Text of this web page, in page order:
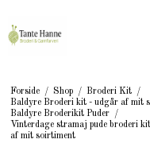
Forside / Shop / Broderi Kit
/
Baldyre Broderi kit - udgår af mit
Baldyre Broderikit Puder /
Vinterdage stramaj pude broderi
af mit soirtiment